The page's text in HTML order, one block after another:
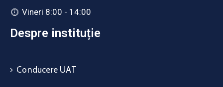
Vineri 8:00 - 14:00
Despre instituție
Conducere UAT